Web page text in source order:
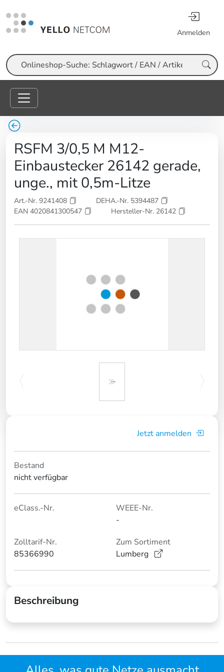
Anmelden
Suche
RSFM 3/0,5 M M12-
Einbaustecker 26142 gerade,
unge., mit 0,5m-Litze
Art.-Nr. 9241408
DEHA.-Nr. 5394487
EAN 4020841300547
Hersteller-Nr. 26142
Jetzt anmelden
Bestand
nicht verfügbar
eClass.-Nr.
WEEE-Nr.
-
Zolltarif-Nr.
85366990
Zum Sortiment
Lumberg
Beschreibung